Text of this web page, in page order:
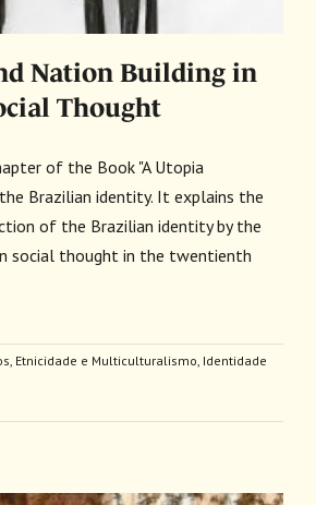
Nation Building in
Thought
of the Book "A Utopia
Brazilian identity. It explains the
of the Brazilian identity by the
social thought in the twentienth
, Etnicidade e Multiculturalismo, Identidade